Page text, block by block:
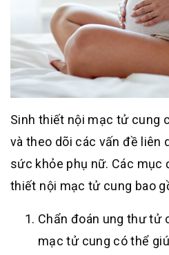
Sinh thiết nội mạc tử cung
và theo dõi các vấn đề liên
sức khỏe phụ nữ. Các mục
thiết nội mạc tử cung bao
Chẩn đoán ung thư tử
mạc tử cung có thể